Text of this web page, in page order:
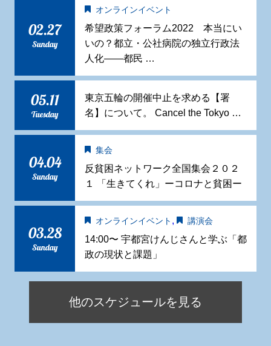
02.27
Sunday
オンラインイベント
希望政策フォーラム2022 本当にい
いの？都立・公社病院の独立行政法
人化——都民 …
05.11
Tuesday
東京五輪の開催中止を求める【署
名】について。 Cancel the Tokyo …
04.04
Sunday
集会
反貧困ネットワーク全国集会２０２
１ 「生きてくれ」ーコロナと貧困ー
03.28
Sunday
オンラインイベント , 講演会
14:00〜 宇都宮けんじさんと学ぶ「都
政の現状と課題」
他のスケジュールを見る